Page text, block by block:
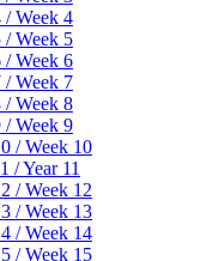
/ Week 4
/ Week 5
/ Week 6
/ Week 7
/ Week 8
/ Week 9
/ Week 10
/ Year 11
/ Week 12
/ Week 13
/ Week 14
/ Week 15